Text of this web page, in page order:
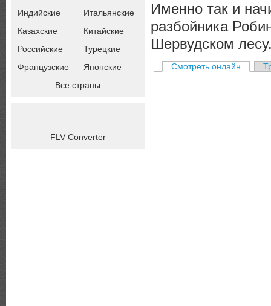
Индийские
Итальянские
Казахские
Китайские
Российские
Турецкие
Французские
Японские
Все страны
FLV Converter
Именно так и
разбойника
Шервудском
Смотреть онлайн